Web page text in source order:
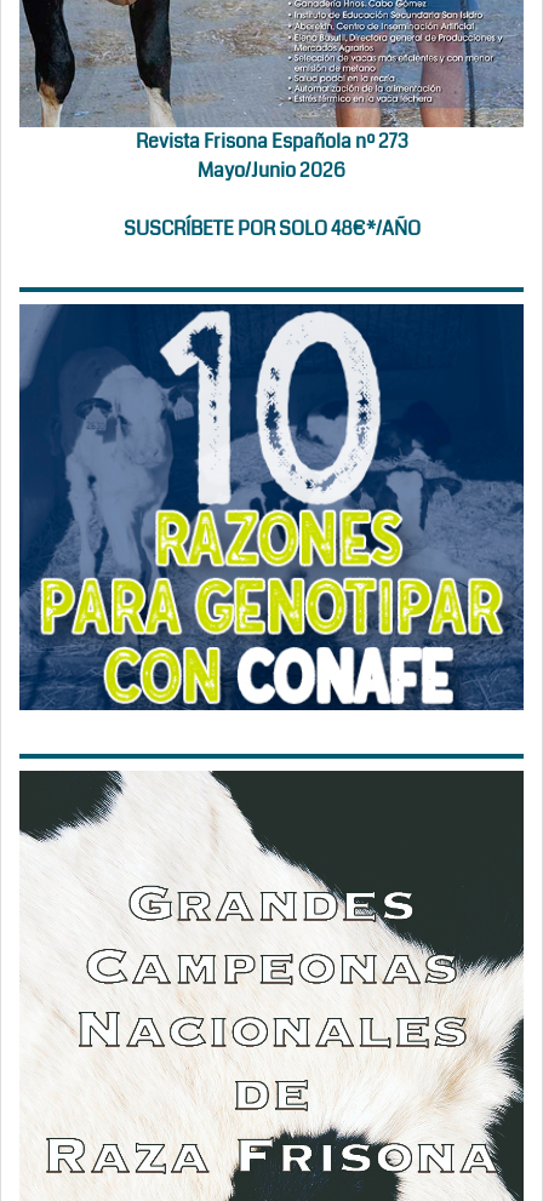
Revista Frisona Española nº 273
Mayo/Junio 2026
SUSCRÍBETE POR SOLO 48€*/AÑO